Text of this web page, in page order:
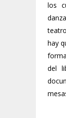
los
hay
del